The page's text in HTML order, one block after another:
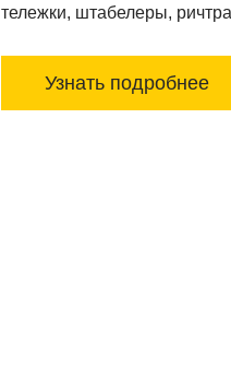
тележки, штабелеры,
Узнать подробнее